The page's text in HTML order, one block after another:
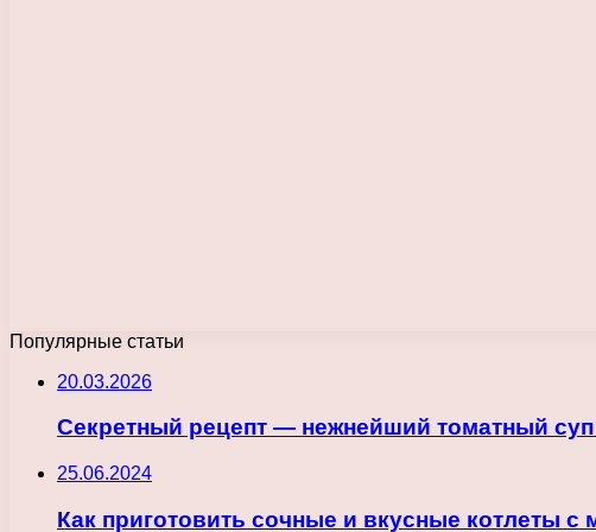
Популярные статьи
20.03.2026
Секретный рецепт — нежнейший томатный
25.06.2024
Как приготовить сочные и вкусные котлеты